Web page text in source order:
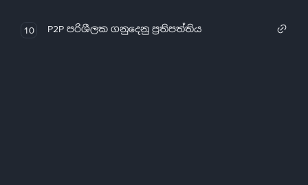
10 P2P පරිශීලක ගනුදෙනු ප්‍රතිපත්තිය